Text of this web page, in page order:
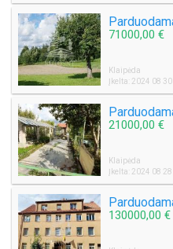
71000,00 €
Klaipėda
Įkelta: 2024 08 30
21000,00 €
Klaipėda
Įkelta: 2024 08 28
130000,00 €